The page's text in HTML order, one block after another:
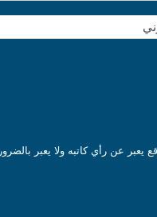
ولا يعبر بالضرور عن رأي الرابطة